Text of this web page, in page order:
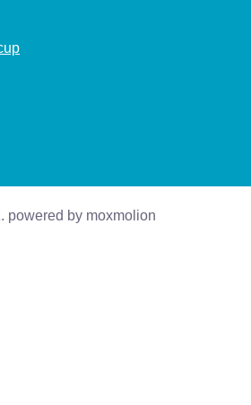
powered by moxmolion